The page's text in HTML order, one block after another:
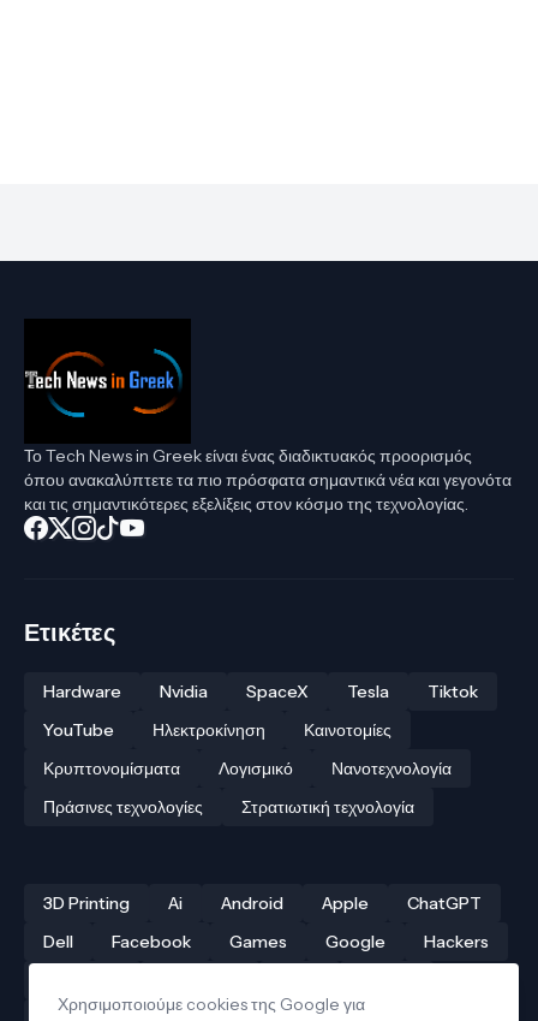
Το Tech News in Greek είναι ένας διαδικτυακός προορισμός
όπου ανακαλύπτετε τα πιο πρόσφατα σημαντικά νέα και γεγονότα
και τις σημαντικότερες εξελίξεις στον κόσμο της τεχνολογίας.
Ετικέτες
Hardware Nvidia SpaceX Tesla
Tiktok
YouTube
Ηλεκτροκίνηση
Καινοτομίες
Κρυπτονομίσματα
Λογισμικό
Νανοτεχνολογία
Πράσινες τεχνολογίες
Στρατιωτική τεχνολογία
3D Printing Ai Android Apple
ChatGPT
Dell
Facebook Games Google
Hackers
Χρησιμοποιούμε cookies της Google για